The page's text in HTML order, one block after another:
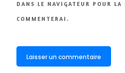
DANS LE NAVIGATEUR POUR
COMMENTERAI.